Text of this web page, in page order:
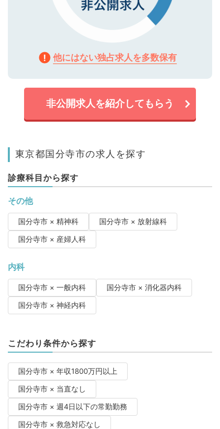
他にはない独占求人を多数保有
非公開求人を紹介してもらう
東京都国分寺市の求人を探す
診療科目から探す
その他
国分寺市 × 精神科
国分寺市 × 放射線科
国分寺市 × 産婦人科
内科
国分寺市 × 一般内科
国分寺市 × 消化器内科
国分寺市 × 神経内科
こだわり条件から探す
国分寺市 × 年収1800万円以上
国分寺市 × 当直なし
国分寺市 × 週4日以下の常勤勤務
国分寺市 × 救急対応なし